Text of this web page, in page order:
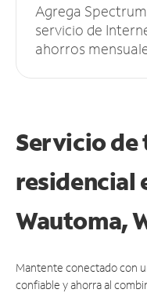
Agrega
servicio de
ahorros
Servicio
residencial
Wautoma,
Mantente conectado con
confiable y ahorra al